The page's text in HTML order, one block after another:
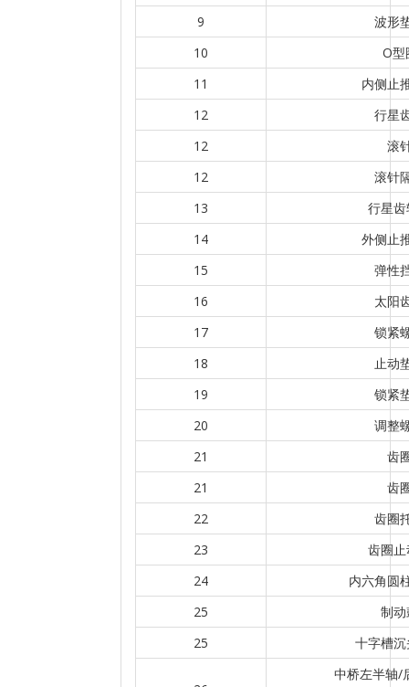
9
波形
10
O型
11
内侧止
12
行星
12
滚
12
滚针
13
行星
14
外侧止
15
弹性
16
太阳
17
锁紧
18
止动
19
锁紧
20
调整
21
齿
21
齿
22
齿圈
23
齿圈
24
内六角圆
25
制
25
十字槽
中桥左半轴/